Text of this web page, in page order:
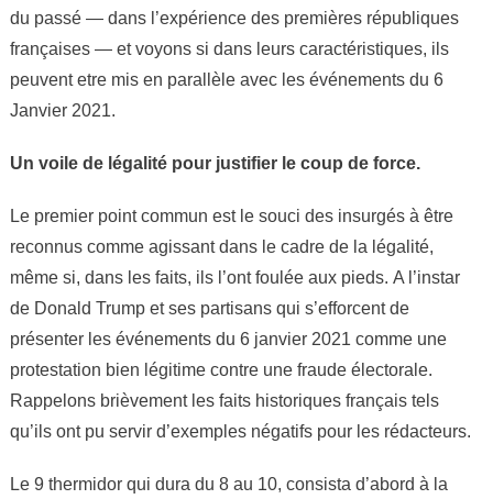
du passé — dans l’expérience des premières républiques
françaises — et voyons si dans leurs caractéristiques, ils
peuvent etre mis en parallèle avec les événements du 6
Janvier 2021.
Un voile de légalité pour justifier le coup de force.
Le premier point commun est le souci des insurgés à être
reconnus comme agissant dans le cadre de la légalité,
même si, dans les faits, ils l’ont foulée aux pieds. A l’instar
de Donald Trump et ses partisans qui s’efforcent de
présenter les événements du 6 janvier 2021 comme une
protestation bien légitime contre une fraude électorale.
Rappelons brièvement les faits historiques français tels
qu’ils ont pu servir d’exemples négatifs pour les rédacteurs.
Le 9 thermidor qui dura du 8 au 10, consista d’abord à la